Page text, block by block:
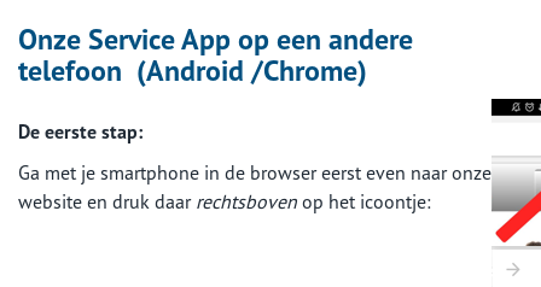
Onze Service App op een andere
telefoon (Android /Chrome)
De eerste stap:
Ga met je smartphone in de browser eerst even naar onze
website en druk daar rechtsboven op het icoontje: